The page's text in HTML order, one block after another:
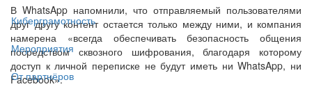
Киберграмотность
Мероприятия
От партнёров
В WhatsApp напомнили, что отправляемый пользователями
друг другу контент остается только между ними, и компания
намерена «всегда обеспечивать безопасность общения
посредством сквозного шифрования, благодаря которому
доступ к личной переписке не будут иметь ни WhatsApp, ни
Facebook».